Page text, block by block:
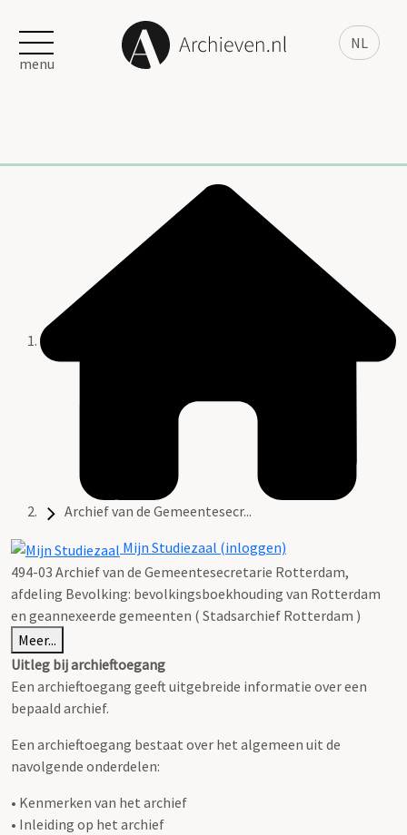
NL
menu
Archief van de Gemeentesecr...
Mijn Studiezaal (inloggen)
494-03 Archief van de Gemeentesecretarie Rotterdam,
afdeling Bevolking: bevolkingsboekhouding van Rotterdam
en geannexeerde gemeenten ( Stadsarchief Rotterdam )
Meer...
Uitleg bij archieftoegang
Een archieftoegang geeft uitgebreide informatie over een
bepaald archief.
Een archieftoegang bestaat over het algemeen uit de
navolgende onderdelen:
• Kenmerken van het archief
• Inleiding op het archief